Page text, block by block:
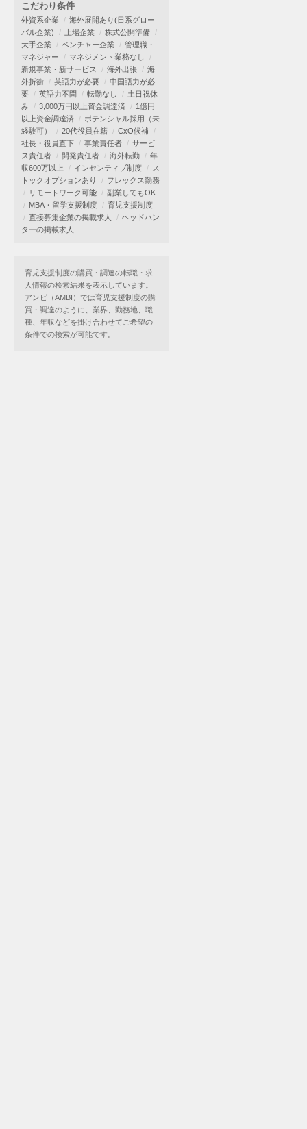
こだわり条件
外資系企業
海外展開あり(日系グロー
バル企業)
上場企業
株式公開準備
大手企業
ベンチャー企業
管理職・
マネジャー
マネジメント業務なし
新規事業・新サービス
海外出張
海
外折衝
英語力が必要
中国語力が必
要
英語力不問 転勤なし
土日祝休
み
3,000万円以上資金調達済
1億円
以上資金調達済
ポテンシャル採用（未
経験可）
20代役員在籍
CxO候補
社長・役員直下
事業責任者
サービ
ス責任者
開発責任者 海外転勤
年
収600万以上
インセンティブ制度
ス
トックオプションあり
フレックス勤務
リモートワーク可能
副業してもOK
MBA・留学支援制度
育児支援制度
直接募集企業の掲載求人
ヘッドハン
ターの掲載求人
育児支援制度の購買・調達の転職・求
人情報の検索結果を表示しています。
アンビ（AMBI）では育児支援制度の購
買・調達のように、業界、勤務地、職
種、年収などを掛け合わせてご希望の
条件での検索が可能です。